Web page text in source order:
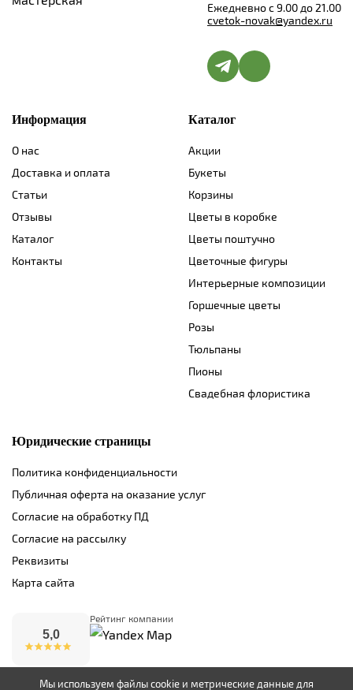
Ежедневно с 9.00 до 21.00
cvetok-novak@yandex.ru
Информация
О нас
Доставка и оплата
Статьи
Отзывы
Каталог
Контакты
Каталог
Акции
Букеты
Корзины
Цветы в коробке
Цветы поштучно
Цветочные фигуры
Интерьерные композиции
Горшечные цветы
Розы
Тюльпаны
Пионы
Свадебная флористика
Юридические страницы
Политика конфиденциальности
Публичная оферта на оказание услуг
Согласие на обработку ПД
Согласие на рассылку
Реквизиты
Карта сайта
5,0
Рейтинг компании
Мы используем файлы cookie и метрические данные для